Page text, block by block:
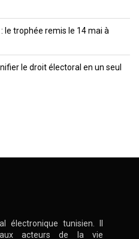
le trophée remis le 14 mai à
le droit électoral en un seul
électronique tunisien. Il
aux acteurs de la vie